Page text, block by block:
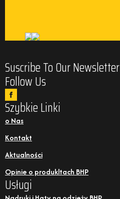
Suscribe To Our Newsletter
Follow Us
Szybkie Linki
o Nas
Kontakt
Aktualności
Opinie o produkltach BHP
Usługi